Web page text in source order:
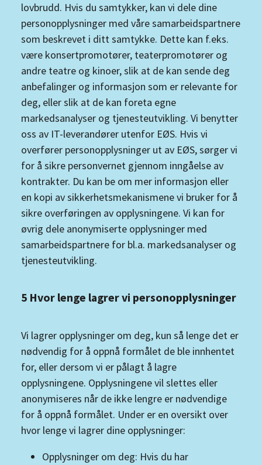
lovbrudd. Hvis du samtykker, kan vi dele dine
personopplysninger med våre samarbeidspartnere
som beskrevet i ditt samtykke. Dette kan f.eks.
være konsertpromotører, teaterpromotører og
andre teatre og kinoer, slik at de kan sende deg
anbefalinger og informasjon som er relevante for
deg, eller slik at de kan foreta egne
markedsanalyser og tjenesteutvikling. Vi benytter
oss av IT-leverandører utenfor EØS. Hvis vi
overfører personopplysninger ut av EØS, sørger vi
for å sikre personvernet gjennom inngåelse av
kontrakter. Du kan be om mer informasjon eller
en kopi av sikkerhetsmekanismene vi bruker for å
sikre overføringen av opplysningene. Vi kan for
øvrig dele anonymiserte opplysninger med
samarbeidspartnere for bl.a. markedsanalyser og
tjenesteutvikling.
5 Hvor lenge lagrer vi personopplysninger
Vi lagrer opplysninger om deg, kun så lenge det er
nødvendig for å oppnå formålet de ble innhentet
for, eller dersom vi er pålagt å lagre
opplysningene. Opplysningene vil slettes eller
anonymiseres når de ikke lengre er nødvendige
for å oppnå formålet. Under er en oversikt over
hvor lenge vi lagrer dine opplysninger:
Opplysninger om deg: Hvis du har